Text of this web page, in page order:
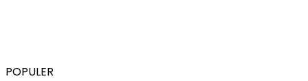
POPULER